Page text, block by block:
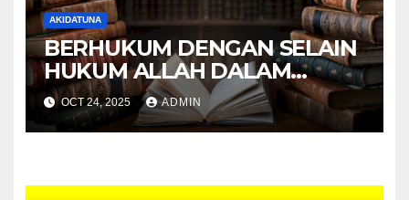
AKIDATUNA
BERHUKUM DENGAN SELAIN
HUKUM ALLAH DALAM
PANDANGAN ULAMA
DAKWAH NAJED
OCT 24, 2025 ADMIN